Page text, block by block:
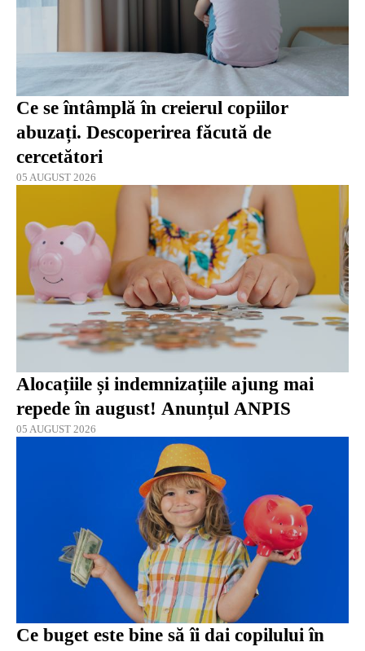
Ce se întâmplă în creierul copiilor
abuzați. Descoperirea făcută de
cercetători
05 AUGUST 2026
Alocațiile și indemnizațiile ajung mai
repede în august! Anunțul ANPIS
05 AUGUST 2026
Ce buget este bine să îi dai copilului în